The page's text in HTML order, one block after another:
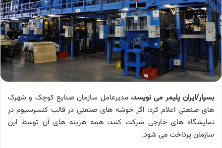
بسپار/ایران پلیمر می نویسد، مدیرعامل سازمان صنایع کوچک و شهرک
های صنعتی اعلام کرد: اگر خوشه های صنعتی در قالب کنسرسیوم در
نمایشگاه های خارجی شرکت کنند، همه هزینه های آن توسط این
سازمان پرداخت می شود.